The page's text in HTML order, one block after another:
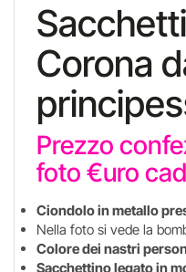
Corona
Prezzo
foto €uro
Ciondolo in metallo
Nella foto si vede la
Colore dei nastri
Sacchettino legato in